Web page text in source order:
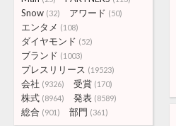
Snow (32) アワード (50)
エンタメ (108)
ダイヤモンド (52)
ブランド (1003)
プレスリリース (19523)
会社 (9326) 受賞 (170)
株式 (8964) 発表 (8589)
総合 (901) 部門 (361)